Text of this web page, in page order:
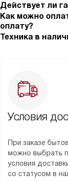
Действует ли
Как можно
оплату?
Техника в
Условия
При заказе
можно выбрать
условия
со статусом в